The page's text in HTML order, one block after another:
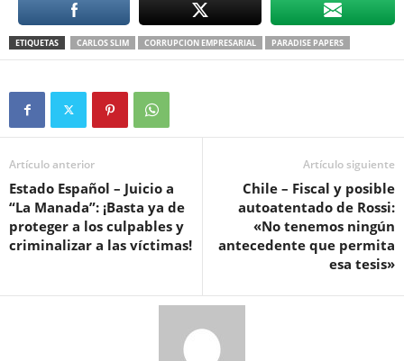
ETIQUETAS CARLOS SLIM CORRUPCION EMPRESARIAL PARADISE PAPERS
Artículo anterior
Estado Español – Juicio a
“La Manada”: ¡Basta ya de
proteger a los culpables y
criminalizar a las víctimas!
Artículo siguiente
Chile – Fiscal y posible
autoatentado de Rossi:
«No tenemos ningún
antecedente que permita
esa tesis»